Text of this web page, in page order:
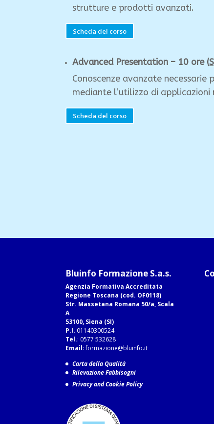
strutture e prodotti avanzati.
Scheda del corso
Advanced Presentation – 10 ore (
Conoscenze avanzate
mediante l’utilizzo di applicazioni
Scheda del corso
Bluinfo Formazione S.a.s.
Agenzia Formativa Accreditata
Regione Toscana (cod. OF0118)
Str. Massetana Romana 50/a, Scala
A
53100, Siena (SI)
P.I. 01140300524
Tel.: 0577 532628
Email:formazione@bluinfo.it
Carta della Qualità
Rilevazione Fabbisogni
Privacy and Cookie Policy